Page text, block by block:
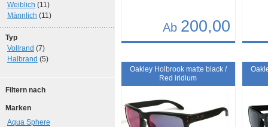
Ab 200,00
Art.-Nr.: 10261 Art.-
Oakley Holbrook matte black /
Red iridium
Weiblich (11)
Männlich (11)
Typ
Vollrand (7)
Halbrand (5)
Filtern nach
Marken
Aqua Sphere